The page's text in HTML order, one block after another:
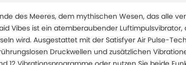
des Meeres, dem mythischen Wesen, das alle
Vibes ist ein atemberaubender Luftimpulsvibrator,
wird. Ausgestattet mit der Satisfyer Air Pulse-
Druckwellen und zusätzlichen